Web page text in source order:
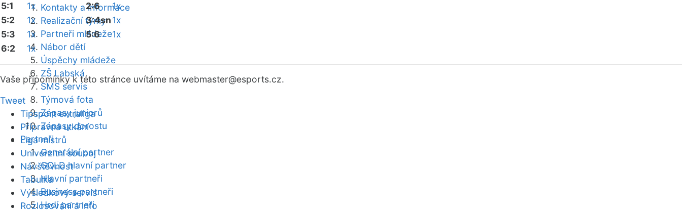
Kontakty a informace
Realizační týmy
Partneři mládeže
Nábor dětí
Úspěchy mládeže
ZŠ Labská
SMS servis
Týmová fota
Zápasy juniorů
Zápasy dorostu
Partneři
Generální partner
GOLD hlavní partner
Hlavní partneři
Business partneři
Hrdí partneři
5:1
1x
5:2
1x
5:3
1x
6:2
1x
2:6
1x
3:4sn1x
5:6
1x
Vaše připomínky k této stránce uvítáme na webmaster@esports.cz.
Tweet
Tipsport extraliga
Přípravná utkání
Liga mistrů
Univerzitní souboj
Návštěvnost
Tabulka
Výsledkový servis
Rozlosování a info